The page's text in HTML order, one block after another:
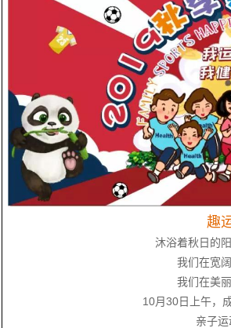
趣
沐浴着秋日的
我们在宽阔的操场上
我们在美丽的校园里
10月30日上午，成都王府
亲子运动会正在